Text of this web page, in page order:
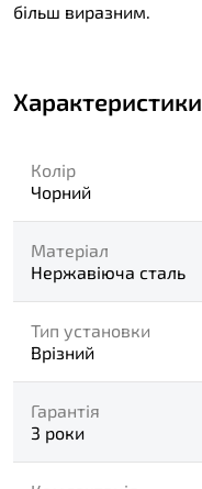
більш виразним.
Характеристики
Колір
Чорний
Матеріал
Нержавіюча сталь
Тип установки
Врізний
Гарантія
3 роки